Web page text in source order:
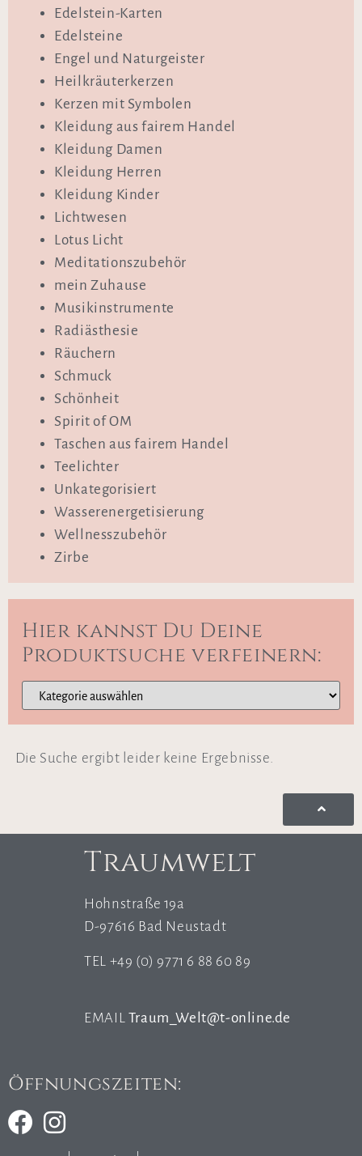
Edelstein-Karten
Edelsteine
Engel und Naturgeister
Heilkräuterkerzen
Kerzen mit Symbolen
Kleidung aus fairem Handel
Kleidung Damen
Kleidung Herren
Kleidung Kinder
Lichtwesen
Lotus Licht
Meditationszubehör
mein Zuhause
Musikinstrumente
Radiästhesie
Räuchern
Schmuck
Schönheit
Spirit of OM
Taschen aus fairem Handel
Teelichter
Unkategorisiert
Wasserenergetisierung
Wellnesszubehör
Zirbe
Hier kannst Du Deine
Produktsuche verfeinern:
Die Suche ergibt leider keine Ergebnisse.
Traumwelt
Hohnstraße 19a
D-97616 Bad Neustadt
TEL +49 (0) 9771 6 88 60 89
EMAIL Traum_Welt@t-online.de
Öffnungszeiten: